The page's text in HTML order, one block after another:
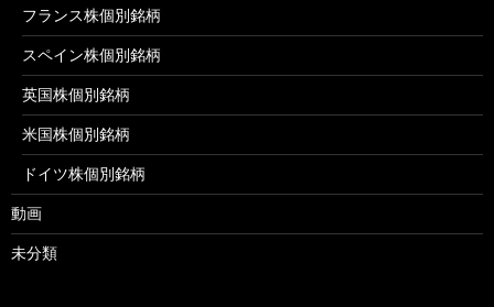
フランス株個別銘柄
スペイン株個別銘柄
英国株個別銘柄
米国株個別銘柄
ドイツ株個別銘柄
動画
未分類